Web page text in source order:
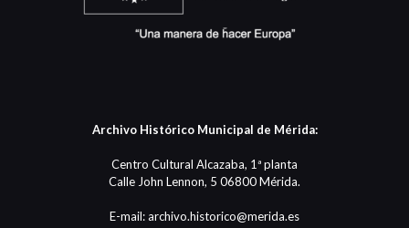
Archivo Histórico Municipal de Mérida:
Centro Cultural Alcazaba, 1ª planta
Calle John Lennon, 5 06800 Mérida.
E-mail: archivo.historico@merida.es